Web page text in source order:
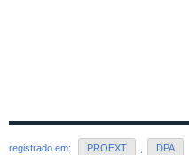
registrado em: PROEXT DPA